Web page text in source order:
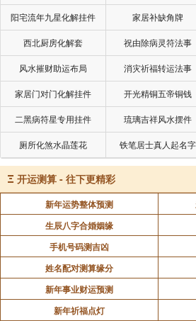
它本系统的巨大潜能把它化掉。
丑时肝经最旺，丑时(1：
法解除掉有毒之物，产生新鲜血
青色，久之易患各类肝病。肝气
晕，眼红眼痛，耳鸣耳聋，女性
疲，腰膝酸软，精神恍惚，重则
时不睡，会造成肝血不足，引起
血等出血证状。还会出现视力模
泪等症状，还会形成青光眼、白
筋痛麻木，屈伸困难，痉挛抽搐
钙，髌骨软化，癫痫病，骨质疏
供血不足，引起心慌、心颤等症
病、高血压等心脑血管疾病。由
消化，使人脾胃消化功能不好，
阳宅流年九星化解挂件 家居补缺角牌
西北厨房化解套 祝由除病灵符法事
风水摧财助运布局 消灾祈福转运法事
家居门对门化解挂件 开光精铜五帝铜钱
二黑病符星专用挂件 琉璃吉祥风水摆件
厕所化煞水晶莲花 铁笔居士真人起名字
Ξ 开运测算 - 往下更精彩
新年运势整体预测
生辰八字合婚姻缘
手机号码测吉凶
姓名配对测算缘分
新年事业财运预测
新年祈福点灯